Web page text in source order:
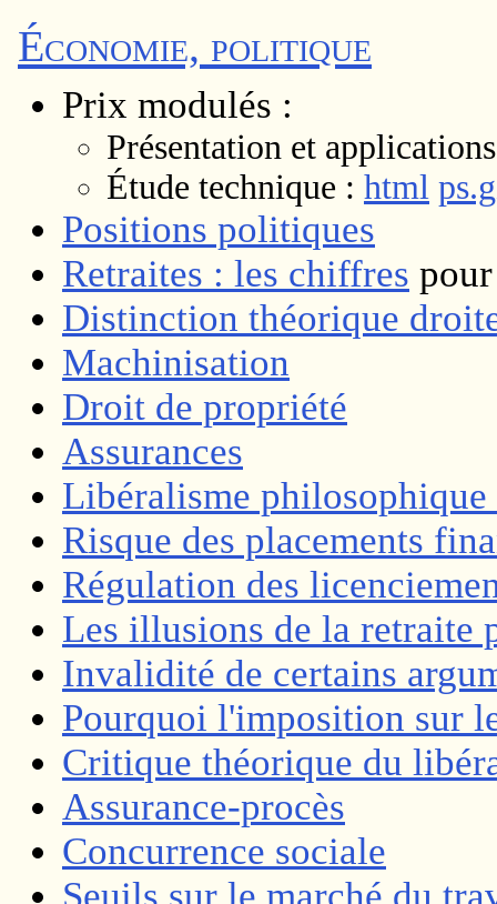
Économie, politique
Prix modulés :
Présentation et
Étude technique : html
Positions politiques
Retraites : les chiffres
Distinction théorique
Machinisation
Droit de propriété
Assurances
Libéralisme
Risque des placements
Régulation des
Les illusions de la retraite
Invalidité de certains
Pourquoi l'imposition sur
Critique théorique du
Assurance-procès
Concurrence sociale
Seuils sur le marché du